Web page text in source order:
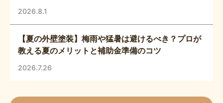
2026.8.1
【夏の外壁塗装】梅雨や猛暑は避けるべき？プロが
教える夏のメリットと補助金準備のコツ
2026.7.26